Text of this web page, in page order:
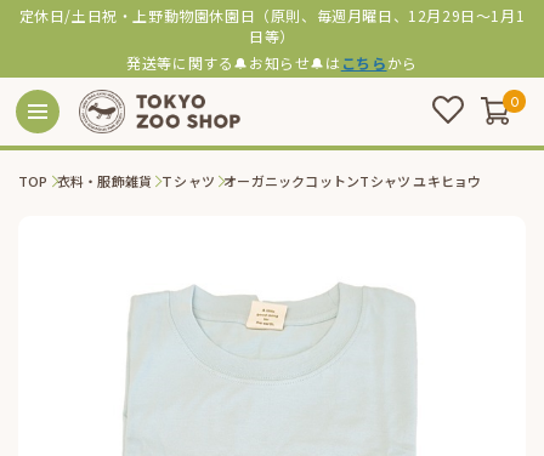
定休日/土日祝・上野動物園休園日（原則、毎週月曜日、12月29日～1月1
日等）
発送等に関する🔔お知らせ🔔は こちらから
0
TOP 衣料・服飾雑貨 Ｔシャツ オーガニックコットンTシャツ ユキヒョウ